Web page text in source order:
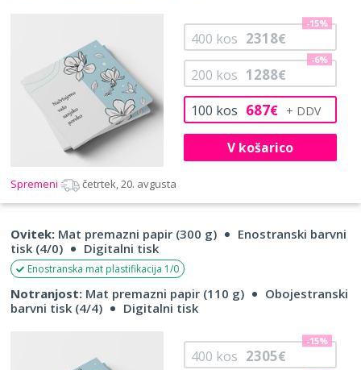
100 kos 687€
200 kos 1288€
-6%
400 kos 2318€
-15%
V košarico
Spremeni četrtek, 20. avgusta
Ovitek: Mat premazni papir (300 g)
Enostranski barvni
tisk (4/0)
Digitalni tisk
Enostranska mat plastifikacija 1/0
Notranjost: Mat premazni papir (110 g)
Obojestranski
barvni tisk (4/4)
Digitalni tisk
400 kos 2305€
-15%